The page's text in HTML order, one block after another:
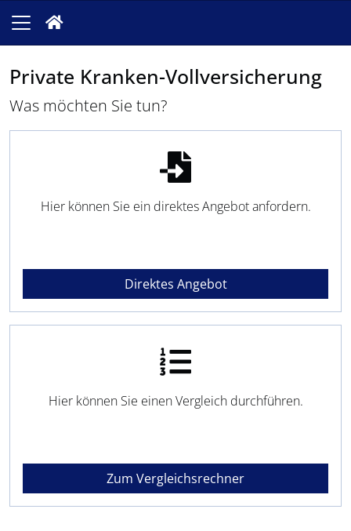
Private Kranken-Vollversicherung
Was möchten Sie tun?
Hier können Sie ein direktes Angebot anfordern.
Direktes Angebot
Hier können Sie einen Vergleich durchführen.
Zum Vergleichsrechner